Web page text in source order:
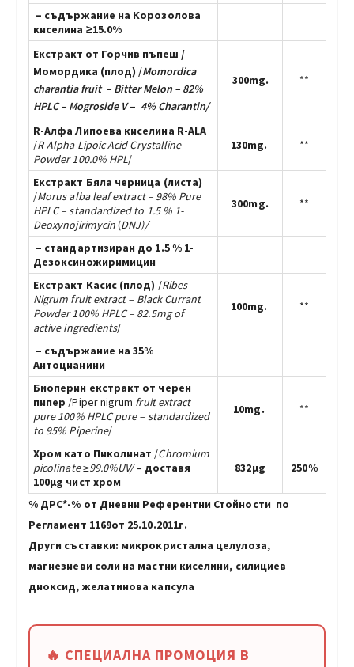
– съдържание на Корозолова
киселина ≥15.0%
Екстракт от Горчив пъпеш /
Момордика (плод) /Momordica
charantia fruit – Bitter Melon – 82%
HPLC – Mogroside V– 4% Charantin/
300mg. **
R-Алфа Липоева киселина R-ALA
/R-Alpha Lipoic Acid Crystalline
Powder 100.0%HPL/
130mg. **
Екстракт Бяла черница (листа)
/Morus albaleaf extract – 98% Pure
HPLC – standardized to 1.5 % 1-
Deoxynojirimycin(DNJ)/
300mg. **
– стандартизиран до 1.5 % 1-
Дезоксиножиримицин
Екстракт Касис (плод) /Ribes
Nigrum fruit extract – Black Currant
Powder 100% HPLC – 82.5mg of
active ingredients/
100mg. **
– съдържание на 35%
Антоцианини
Биоперин екстракт от черен
пипер /Piper nigrum fruit extract
pure 100% HPLC pure – standardized
to 95% Piperine/
10mg. **
Хром като Пиколинат /Chromium
picolinate≥99.0%UV/– доставя
100µg чист хром
832µg 250%
% ДРС*-% от Дневни Референтни Стойности по
Регламент 1169от 25.10.2011г.
Други съставки: микрокристална целулоза,
магнезиеви соли на мастни киселини, силициев
диоксид, желатинова капсула
🔥 СПЕЦИАЛНА ПРОМОЦИЯ В